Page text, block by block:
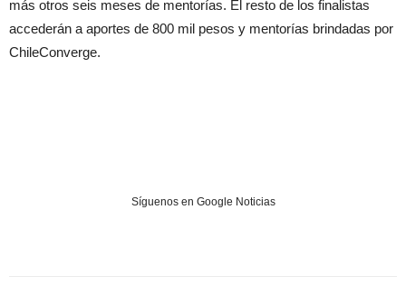
más otros seis meses de mentorías. El resto de los finalistas
accederán a aportes de 800 mil pesos y mentorías brindadas por
ChileConverge.
Síguenos en Google Noticias